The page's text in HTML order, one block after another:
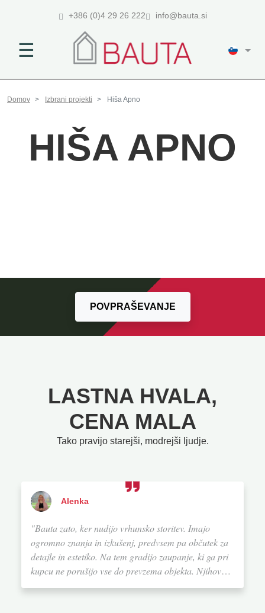
+386 (0)4 29 26 222 info@bauta.si
☰
Domov Izbrani projekti Hiša Apno
HIŠA APNO
POVPRAŠEVANJE
LASTNA HVALA,
CENA MALA
Tako pravijo starejši, modrejši ljudje.
Alenka
"Bauta zato, ker nudijo vrhunsko storitev. Imajo
ogromno znanja in izkušenj, predvsem pa občutek za
detajle in estetiko. Na tem gradijo zaupanje, ki ga pri
kupcu ne porušijo vse do prevzema objekta. Njihovo